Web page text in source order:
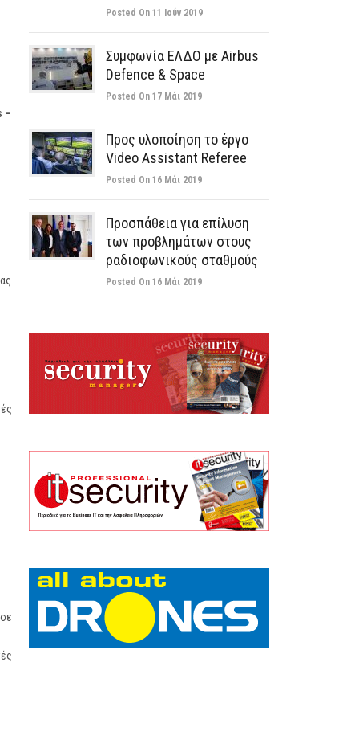
–
Posted On 11 Ιούν 2019
Συμφωνία ΕΛΔΟ με Airbus
Defence & Space
Posted On 17 Μάι 2019
Προς υλοποίηση το έργο
Video Assistant Referee
Posted On 16 Μάι 2019
Προσπάθεια για επίλυση
των προβλημάτων στους
ραδιοφωνικούς σταθμούς
Posted On 16 Μάι 2019